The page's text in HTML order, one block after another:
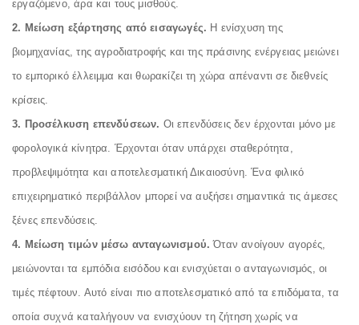
εργαζόμενο, άρα και τους μισθούς.
2. Μείωση εξάρτησης από εισαγωγές. Η ενίσχυση της
βιομηχανίας, της αγροδιατροφής και της πράσινης ενέργειας μειώνει
το εμπορικό έλλειμμα και θωρακίζει τη χώρα απέναντι σε διεθνείς
κρίσεις.
3. Προσέλκυση επενδύσεων. Οι επενδύσεις δεν έρχονται μόνο με
φορολογικά κίνητρα. Έρχονται όταν υπάρχει σταθερότητα,
προβλεψιμότητα και αποτελεσματική Δικαιοσύνη. Ένα φιλικό
επιχειρηματικό περιβάλλον μπορεί να αυξήσει σημαντικά τις άμεσες
ξένες επενδύσεις.
4. Μείωση τιμών μέσω ανταγωνισμού.Όταν ανοίγουν αγορές,
μειώνονται τα εμπόδια εισόδου και ενισχύεται ο ανταγωνισμός, οι
τιμές πέφτουν. Αυτό είναι πιο αποτελεσματικό από τα επιδόματα, τα
οποία συχνά καταλήγουν να ενισχύουν τη ζήτηση χωρίς να